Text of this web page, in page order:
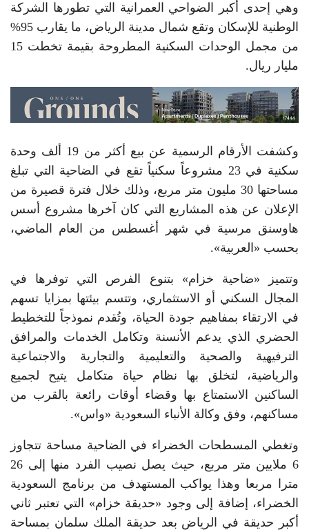
وهي إحدى أكبر الضواحي العمرانية التي تطورها الشركة
الوطنية للإسكان وتقع شمال مدينة الرياض، ما يقارب 95%
من مجمل الوحدات السكنية المطروحة بقيمة تخطت 15
مليار ريال.
وكشفت الأرقام الرسمية عن بيع أكثر من 19 ألف وحدة
سكنية في 23 مشروعاً سكنياً تقع في الضاحية التي تبلغ
مساحتها 30 مليون متر مربع، وذلك خلال فترة قصيرة من
الإعلان عن هذه المشاريع التي كان آخرها مشروع أسس
هاوسنق مرسية في شهر أغسطس من العام الماضي،
بحسب «العربية».
وتتميز «ضاحية خزام» بتنوع الفرص التي توفرها في
المجال السكني أو الاستثماري، وتتسم بيئتها بمزايا تسهم
في الارتقاء بمفاهيم جودة الحياة، وتُقدم نموذجاً للتخطيط
الحضري الذي يدعم الأنسنة وتكامل الخدمات والمرافق
الترفيهية والصحية والتعليمية والتجارية والاجتماعية
والرياضية، لتخلق بها نظام حياة متكامل يتيح لجميع
الساكنين الاستمتاع بها وقضاء أوقات رائعة بالقرب من
مساكنهم، وفق وكالة الأنباء السعودية «واس».
وتغطي المسطحات الخضراء في الضاحية مساحة تتجاوز
6 ملايين متر مربع، حيث يصل نصيب الفرد منها إلى 26
مترا مربعا وهذا يواكب المستهدف من برنامج السعودية
الخضراء، إضافة إلى وجود «حديقة خزام» التي تعتبر ثاني
أكبر حديقة في الرياض بعد حديقة الملك سلمان بمساحة